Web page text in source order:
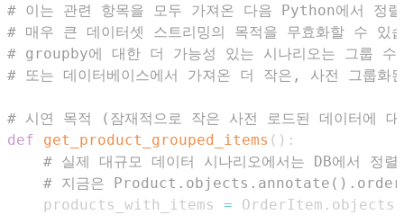
# 이는 관련 항목을 모두 가져온 다음 Python에서 정
# 매우 큰 데이터셋 스트리밍의 목적을 무효화할 수 있
# groupby에 대한 더 가능성 있는 시나리오는 그룹 수
# 또는 데이터베이스에서 가져온 더 작은, 사전 그룹화
# 시연 목적 (잠재적으로 작은 사전 로드된 데이터에
def
get_product_grouped_items ( ) :
# 실제 대규모 데이터 시나리오에서는 DB에서 정
# 지금은
    products_with_items
= OrderItem . objects